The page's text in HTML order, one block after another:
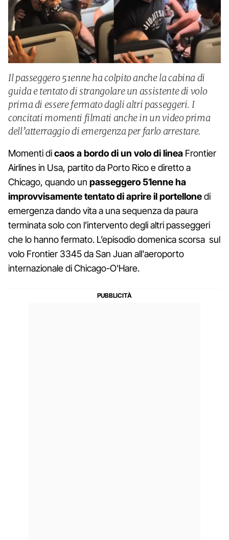
Il passeggero 51enne ha colpito anche la cabina di
guida e tentato di strangolare un assistente di volo
prima di essere fermato dagli altri passeggeri. I
concitati momenti filmati anche in un video prima
dell’atterraggio di emergenza per farlo arrestare.
Momenti dicaos a bordo di un volo di linea Frontier
Airlines in Usa, partito da Porto Rico e diretto a
Chicago, quando un passeggero 51enne ha
improvvisamente tentato di aprire il portellonedi
emergenza dando vita a una sequenza da paura
terminata solo con l’intervento degli altri passeggeri
che lo hanno fermato. L’episodio domenica scorsa sul
volo Frontier 3345 da San Juan all'aeroporto
internazionale di Chicago-O'Hare.